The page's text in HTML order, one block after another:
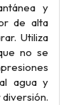
y
de alta
Utiliza
no se
agua y